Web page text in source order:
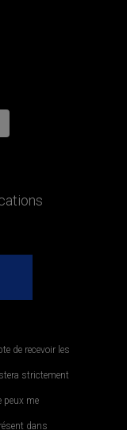
de recevoir les
strictement
peux me
dans